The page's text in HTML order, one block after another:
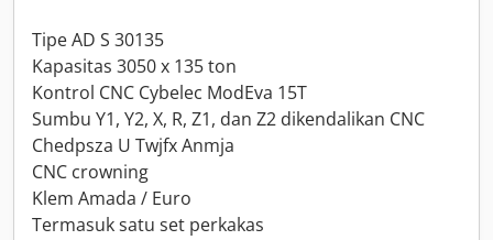
Tipe AD S 30135
Kapasitas 3050 x 135 ton
Kontrol CNC Cybelec ModEva 15T
Sumbu Y1, Y2, X, R, Z1, dan Z2 dikendalikan CNC
Chedpsza U Twjfx Anmja
CNC crowning
Klem Amada / Euro
Termasuk satu set perkakas